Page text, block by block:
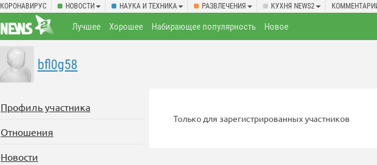
КОРОНАВИРУС НОВОСТИ НАУКА И ТЕХНИКА РАЗВЛЕЧЕНИЯ КУХНЯ NEWS2
Лучшее Хорошее Набирающее популярность Новое
bfl0g58
Профиль участника
Отношения
Новости
Только для зарегистрированных участников